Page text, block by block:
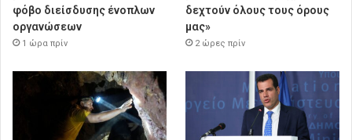
φόβο διείσδυσης ένοπλων
οργανώσεων
1 ώρα πρίν
δεχτούν όλους τους όρους
μας»
2 ώρες πρίν